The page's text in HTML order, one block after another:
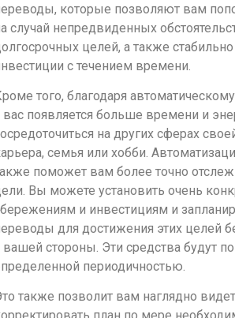
которые позволяют вам
случай непредвиденных
целей, а также
с течением времени.
того, благодаря
вас появляется больше времени и
на других сферах
семья или хобби.
поможет вам более точно
Вы можете установить очень
и инвестициям и
для достижения этих целей
вашей стороны. Эти средства будут
периодичностью.
также позволит вам наглядно